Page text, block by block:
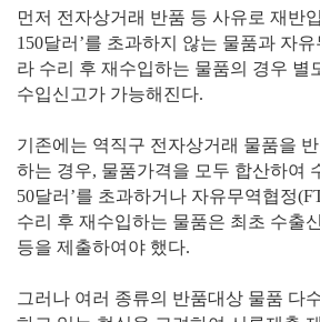
먼저 전자상거래 반품 등 사유로 재반
150달러’를 초과하지 않는 물품과 자
라 수리 후 재수입하는 물품의 경우 별
수입신고가 가능해진다.
기존에는 역직구 전자상거래 물품을
하는 경우, 물품가격을 모두 합산하여
50달러’를 초과하거나 자유무역협정
수리 후 재수입하는 물품은 최초 수출
등을 제출하여야 했다.
그러나 여러 종류의 반품대상 물품 다